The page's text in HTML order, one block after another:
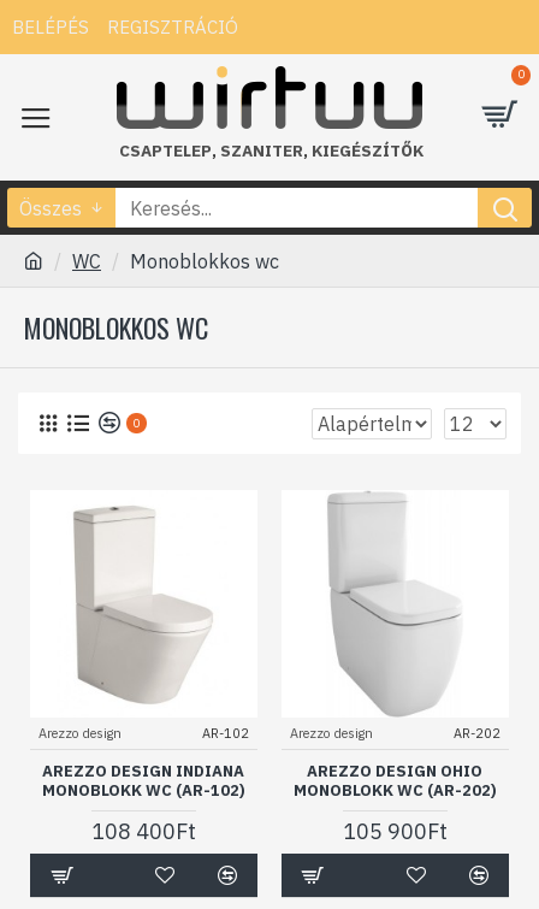
BELÉPÉS REGISZTRÁCIÓ
CSAPTELEP, SZANITER, KIEGÉSZÍTŐK
0
Összes
WC Monoblokkos wc
MONOBLOKKOS WC
0
Arezzo design AR-102
AREZZO DESIGN INDIANA
MONOBLOKK WC (AR-102)
108 400Ft
Arezzo design AR-202
AREZZO DESIGN OHIO
MONOBLOKK WC (AR-202)
105 900Ft